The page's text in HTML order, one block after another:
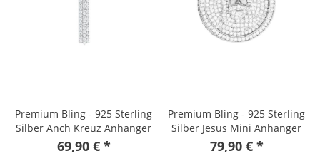
Premium Bling - 925 Sterling
Silber Anch Kreuz Anhänger
gold
69,90 € *
Premium Bling - 925 Sterling
Silber Jesus Mini Anhänger
gold
79,90 € *